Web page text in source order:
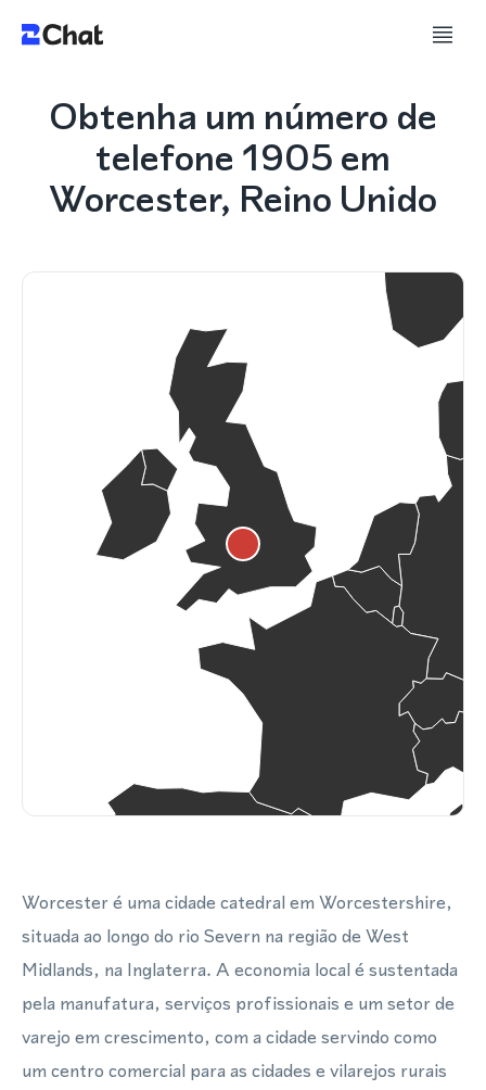
Obtenha um número de
telefone 1905 em
Worcester, Reino Unido
Worcester é uma cidade catedral em Worcestershire,
situada ao longo do rio Severn na região de West
Midlands, na Inglaterra. A economia local é sustentada
pela manufatura, serviços profissionais e um setor de
varejo em crescimento, com a cidade servindo como
um centro comercial para as cidades e vilarejos rurais